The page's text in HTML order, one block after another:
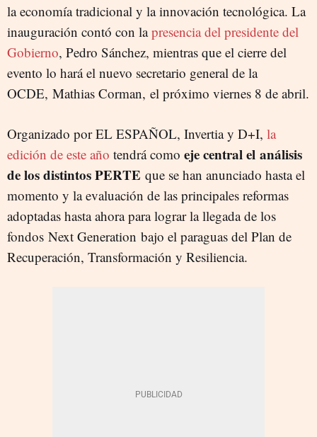
la economía tradicional y la innovación tecnológica. La
inauguración contó con lapresencia del presidente del
Gobierno, Pedro Sánchez, mientras que el cierre del
evento lo hará el nuevo secretario general de la
OCDE, Mathias Corman, el próximo viernes 8 de abril.
Organizado por EL ESPAÑOL, Invertia y D+I, la
edición de este año tendrá como eje central el análisis
de los distintos PERTE que se han anunciado hasta el
momento y la evaluación de las principales reformas
adoptadas hasta ahora para lograr la llegada de los
fondos Next Generation bajo el paraguas del Plan de
Recuperación, Transformación y Resiliencia.